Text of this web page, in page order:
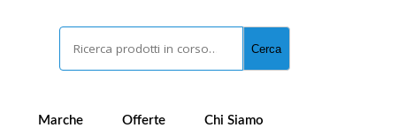
Cerca
Marche Offerte Chi Siamo